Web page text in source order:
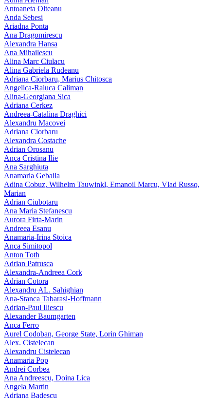
Antoaneta Olteanu
Anda Sebesi
Ariadna Ponta
Ana Dragomirescu
Alexandra Hansa
Ana Mihailescu
Alina Marc Ciulacu
Alina Gabriela Rudeanu
Adriana Ciorbaru, Marius Chitosca
Angelica-Raluca Caliman
Alina-Georgiana Sica
Adriana Cerkez
Andreea-Catalina Draghici
Alexandru Macovei
Adriana Ciorbaru
Alexandra Costache
Adrian Orosanu
Anca Cristina Ilie
Ana Sarghiuta
Anamaria Gebaila
Adina Cobuz, Wilhelm Tauwinkl, Emanoil Marcu, Vlad Russo,
Marian
Adrian Ciubotaru
Ana Maria Stefanescu
Aurora Firta-Marin
Andreea Esanu
Anamaria-Irina Stoica
Anca Simitopol
Anton Toth
Adrian Patrusca
Alexandra-Andreea Cork
Adrian Cotora
Alexandru AL. Sahighian
Ana-Stanca Tabarasi-Hoffmann
Adrian-Paul Iliescu
Alexander Baumgarten
Anca Ferro
Aurel Codoban, George State, Lorin Ghiman
Alex. Cistelecan
Alexandru Cistelecan
Anamaria Pop
Andrei Corbea
Ana Andreescu, Doina Lica
Angela Martin
Adriana Badescu